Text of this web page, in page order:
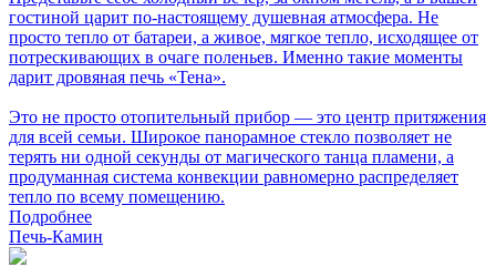
гостиной царит по-настоящему душевная атмосфера. Не
просто тепло от батареи, а живое, мягкое тепло, исходящее от
потрескивающих в очаге поленьев. Именно такие моменты
дарит дровяная печь «Тена».
Это не просто отопительный прибор — это центр притяжения
для всей семьи. Широкое панорамное стекло позволяет не
терять ни одной секунды от магического танца пламени, а
продуманная система конвекции равномерно распределяет
тепло по всему помещению.
Подробнее
Печь-Камин